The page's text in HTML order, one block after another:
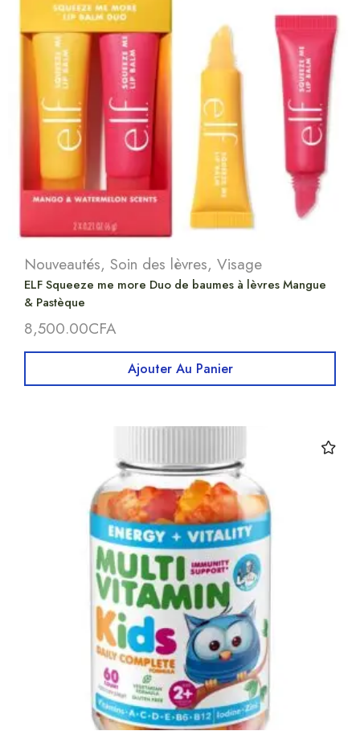
Nouveautés, Soin des lèvres, Visage
ELF Squeeze me more Duo de baumes à lèvres Mangue
& Pastèque
8,500.00CFA
Ajouter Au Panier